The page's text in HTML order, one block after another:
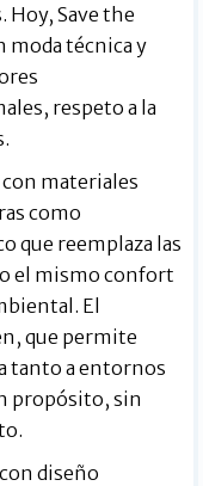
Save the
moda técnica y
respeto a la
materiales
como
que reemplaza las
el mismo confort
El
que permite
tanto a entornos
propósito, sin
diseño